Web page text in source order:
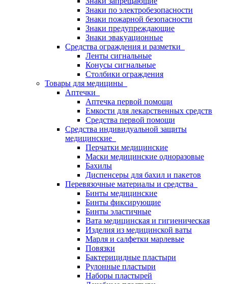
Знаки по электробезопасности
Знаки пожарной безопасности
Знаки предупреждающие
Знаки эвакуационные
Средства ограждения и разметки
Ленты сигнальные
Конусы сигнальные
Столбики ограждения
Товары для медицины
Аптечки
Аптечка первой помощи
Емкости для лекарственных средств
Средства первой помощи
Средства индивидуальной защиты
медицинские
Перчатки медицинские
Маски медицинские одноразовые
Бахилы
Диспенсеры для бахил и пакетов
Перевязочные материалы и средства
Бинты медицинские
Бинты фиксирующие
Бинты эластичные
Вата медицинская и гигиеническая
Изделия из медицинской ваты
Марля и салфетки марлевые
Повязки
Бактерицидные пластыри
Рулонные пластыри
Наборы пластырей